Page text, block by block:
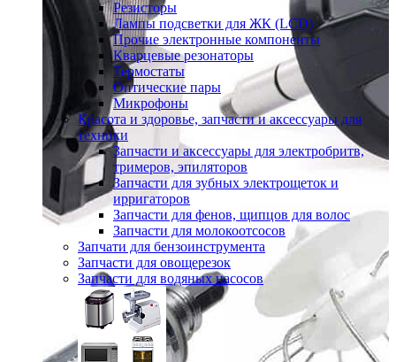
Резисторы
Лампы подсветки для ЖК (LCD)
Прочие электронные компоненты
Кварцевые резонаторы
Термостаты
Оптические пары
Микрофоны
Красота и здоровье, запчасти и аксессуары для
техники
Запчасти и аксессуары для электробритв,
тримеров, эпиляторов
Запчасти для зубных электрощеток и
ирригаторов
Запчасти для фенов, щипцов для волос
Запчасти для молокоотсосов
Запчати для бензоинструмента
Запчасти для овощерезок
Запчасти для водяных насосов